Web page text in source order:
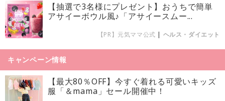
【抽選で3名様にプレゼント】おうちで簡単
アサイーボウル風♪「アサイースムー...
【PR】元気ママ公式 | ヘルス・ダイエット
キャンペーン情報
【最大80％OFF】今すぐ着れる可愛いキッズ
服「＆mama」セール開催中！